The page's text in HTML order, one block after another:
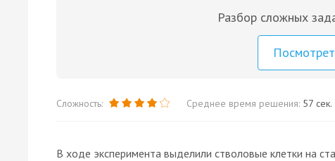
Разбор сложных
Сложность: Среднее время решения: 57 сек.
В ходе эксперимента выделили стволовые клетки на